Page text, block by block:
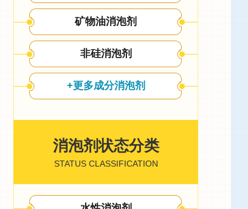
矿物油消泡剂
非硅消泡剂
+更多成分消泡剂
消泡剂状态分类
STATUS CLASSIFICATION